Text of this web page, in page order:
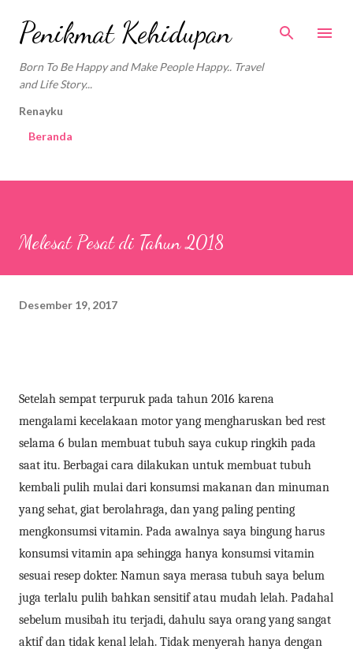
Langsung ke konten utama
Penikmat Kehidupan
Born To Be Happy and Make People Happy.. Travel
and Life Story...
Renayku
Beranda
Melesat Pesat di Tahun 2018
Desember 19, 2017
Setelah sempat terpuruk pada tahun 2016 karena
mengalami kecelakaan motor yang mengharuskan bed rest
selama 6 bulan membuat tubuh saya cukup ringkih pada
saat itu. Berbagai cara dilakukan untuk membuat tubuh
kembali pulih mulai dari konsumsi makanan dan minuman
yang sehat, giat berolahraga, dan yang paling penting
mengkonsumsi vitamin. Pada awalnya saya bingung harus
konsumsi vitamin apa sehingga hanya konsumsi vitamin
sesuai resep dokter. Namun saya merasa tubuh saya belum
juga terlalu pulih bahkan sensitif atau mudah lelah. Padahal
sebelum musibah itu terjadi, dahulu saya orang yang sangat
aktif dan tidak kenal lelah. Tidak menyerah hanya dengan